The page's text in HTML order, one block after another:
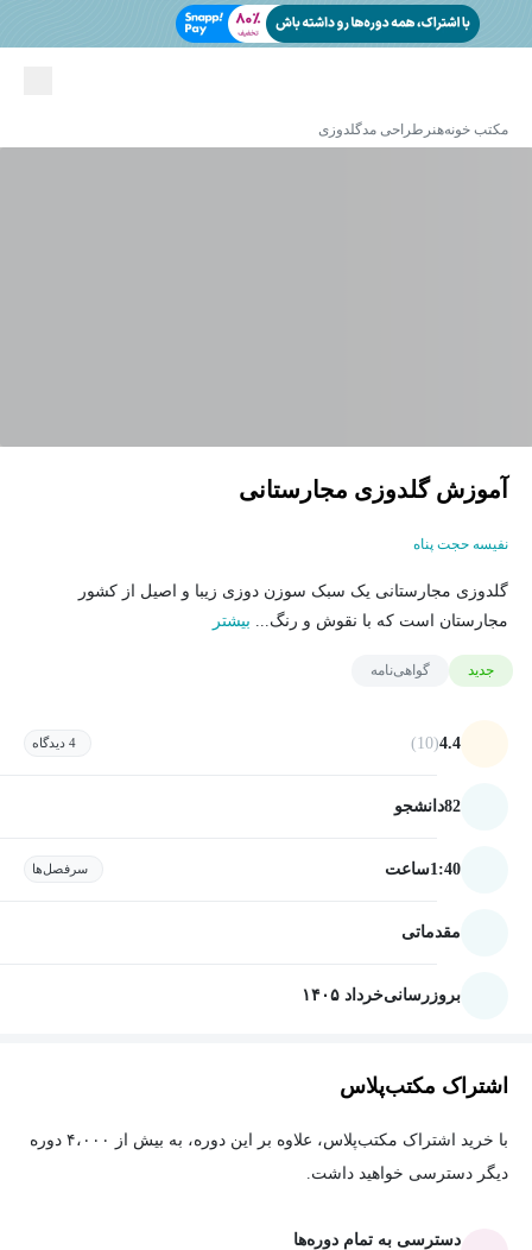
مکتب خونههنر طراحی مدگلدوزی
آموزش گلدوزی مجارستانی
نفیسه حجت پناه
گلدوزی مجارستانی یک سبک سوزن دوزی زیبا و اصیل از کشور
مجارستان است که با نقوش و رنگ... بیشتر
جدید گواهی‌نامه
4.4
(10) 4 دیدگاه
82دانشجو
1:40ساعت سرفصل‌ها
مقدماتی
بروزرسانیخرداد ۱۴۰۵
اشتراک مکتب‌پلاس
با خرید اشتراک مکتب‌پلاس، علاوه بر این دوره، به بیش از ۴،۰۰۰ دوره
دیگر دسترسی خواهید داشت.
دسترسی به تمام دوره‌ها